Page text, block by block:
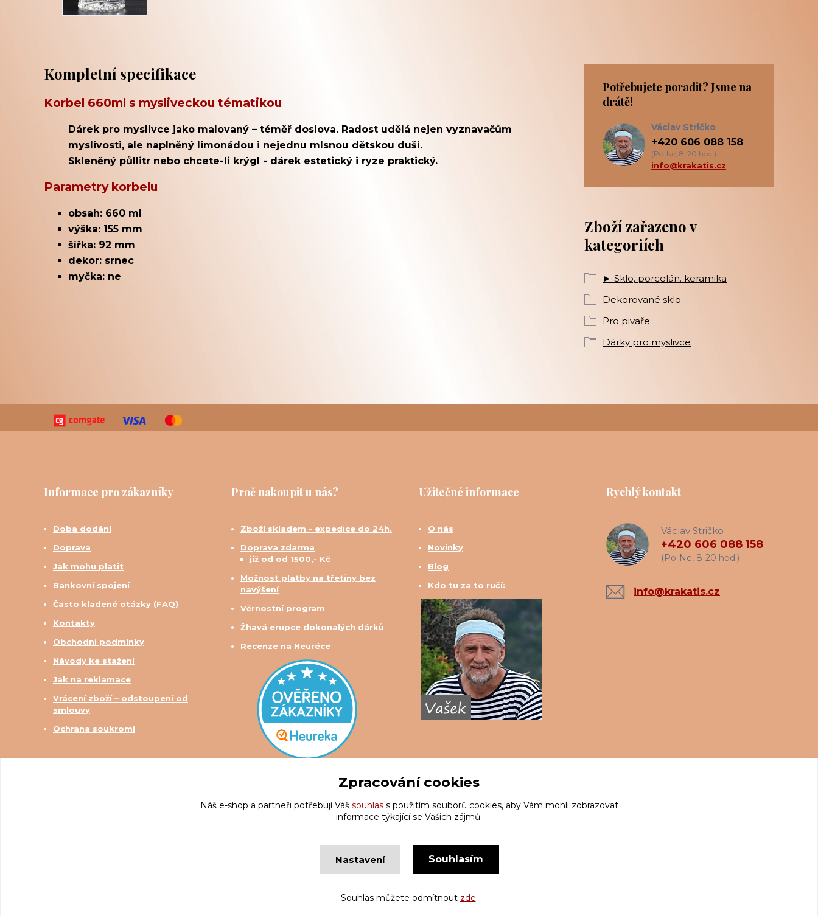
Kompletní specifikace
Korbel 660ml s mysliveckou tématikou
Dárek pro myslivce jako malovaný – téměř doslova. Radost udělá nejen vyznavačům
myslivosti, ale naplněný limonádou i nejednu mlsnou dětskou duši.
Skleněný půllitr nebo chcete-li krýgl - dárek estetický i ryze praktický.
Parametry korbelu
obsah: 660 ml
výška: 155 mm
šířka: 92 mm
dekor: srnec
myčka: ne
Zboží zařazeno v
kategoriích
► Sklo, porcelán. keramika
Dekorované sklo
Pro pivaře
Dárky pro myslivce
Potřebujete poradit? Jsme na
drátě!
Václav Stričko
+420 606 088 158
(Po-Ne, 8-20 hod.)
info@krakatis.cz
Informace pro zákazníky
Doba dodání
Doprava
Jak mohu platit
Bankovní spojení
Často kladené otázky (FAQ)
Kontakty
Obchodní podmínky
Návody ke stažení
Jak na reklamace
Vrácení zboží – odstoupení od
smlouvy
Ochrana soukromí
Proč nakoupit u nás?
Zboží skladem - expedice do 24h.
Doprava zdarma
již od od 1500,- Kč
Možnost platby na třetiny bez
navýšení
Věrnostní program
Žhavá erupce dokonalých dárků
Recenze na Heuréce
Užitečné informace
O nás
Novinky
Blog
Kdo tu za to ručí:
Rychlý kontakt
Václav Stričko
+420 606 088 158
(Po-Ne, 8-20 hod.)
info@krakatis.cz
Zpracování cookies
Náš e-shop a partneři potřebují Váš souhlass použitím souborů cookies, aby Vám mohli zobrazovat
informace týkající se Vašich zájmů.
Nastavení Souhlasím
Souhlas můžete odmítnout zde.